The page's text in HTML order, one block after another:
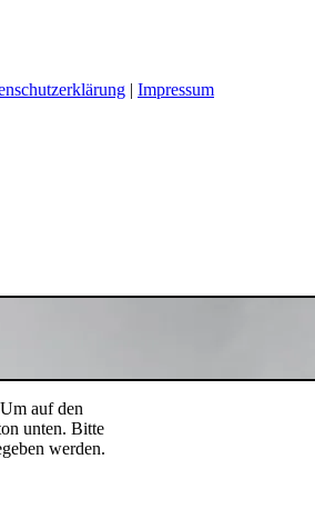
| Impressum
auf den
unten. Bitte
werden.